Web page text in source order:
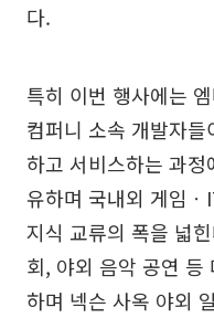
다.
특히 이번 행사에는
컴퍼니 소속 개발자
하고 서비스하는 과
유하며 국내외 게임
지식 교류의 폭을 넓
회, 야외 음악 공연 등
하며 넥슨 사옥 야외